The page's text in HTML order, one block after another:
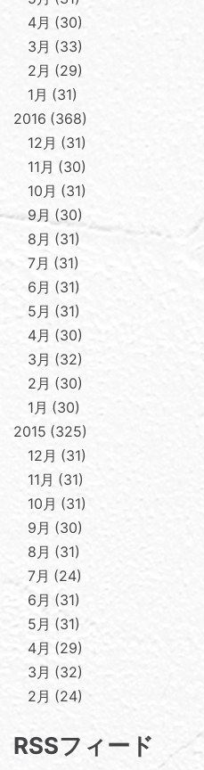
4月
30
3月
33
2月
29
1月
31
2016 368
12月
31
11月
30
10月
31
9月
30
8月
31
7月
31
6月
31
5月
31
4月
30
3月
32
2月
30
1月
30
2015 325
12月
31
11月
31
10月
31
9月
30
8月
31
7月
24
6月
31
5月
31
4月
29
3月
32
2月
24
RSSフィード